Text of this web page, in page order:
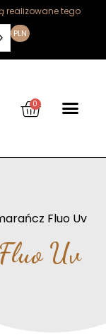
realizowane tego
PLN
0
Fluo Uv
Uv